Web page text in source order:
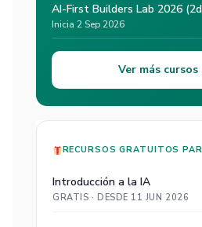
AI-First Builders Lab 2026
Inicia 2 Sep 2026
Ver más
RECURSOS GRATUITOS
Introducción a la IA
GRATIS · DESDE 11 JUN 2026